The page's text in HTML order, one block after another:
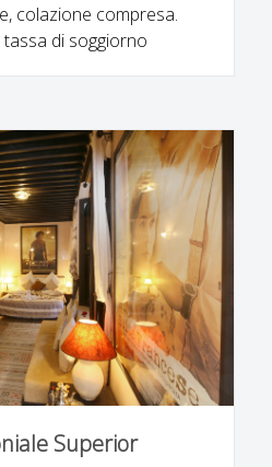
colazione compresa.
di soggiorno
Superior